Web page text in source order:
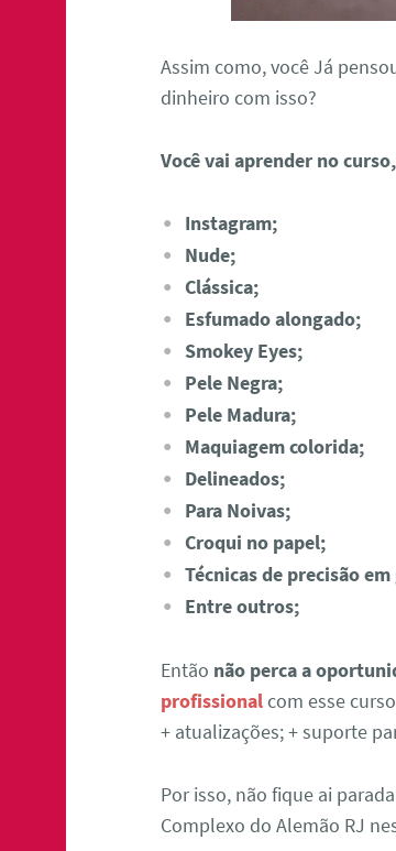
Assim como, você Já
dinheiro com isso?
Você vai aprender no
Instagram;
Nude;
Clássica;
Esfumado alongado;
Smokey Eyes;
Pele Negra;
Pele Madura;
Maquiagem colorida;
Delineados;
Para Noivas;
Croqui no papel;
Técnicas de precisão
Entre outros;
Então não perca a
profissionalcom esse
+ atualizações; + suporte
Por isso, não fique ai
Complexo do Alemão RJ